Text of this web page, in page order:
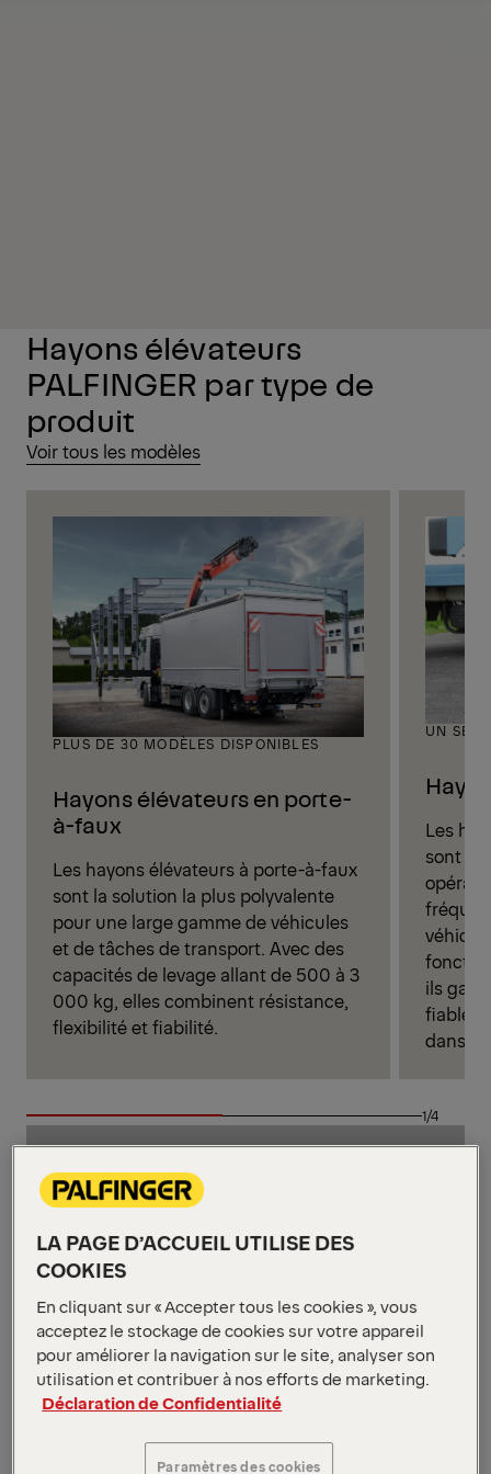
Hayons élévateurs
PALFINGER par type de
produit
Voir tous les modèles
PLUS DE 30 MODÈLES DISPONIBLES
Hayons élévateurs en porte-
à-faux
Les hayons élévateurs à porte-à-faux
sont la solution la plus polyvalente
pour une large gamme de véhicules
et de tâches de transport. Avec des
capacités de levage allant de 500 à 3
000 kg, elles combinent résistance,
flexibilité et fiabilité.
UN
Les
sont la
ils
fiables
dans
1/4
LA PAGE D’ACCUEIL UTILISE DES
COOKIES
En cliquant sur « Accepter tous les cookies », vous
acceptez le stockage de cookies sur votre appareil
pour améliorer la navigation sur le site, analyser son
utilisation et contribuer à nos efforts de marketing.
Déclaration de Confidentialité
Paramètres des cookies